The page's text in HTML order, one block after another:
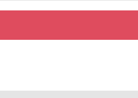
Sviluppatori